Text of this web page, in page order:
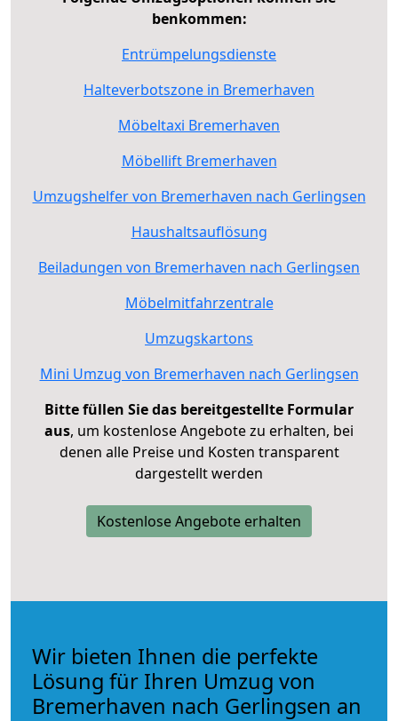
benkommen:
Entrümpelungsdienste
Halteverbotszone in Bremerhaven
Möbeltaxi Bremerhaven
Möbellift Bremerhaven
Umzugshelfer von Bremerhaven nach Gerlingsen
Haushaltsauflösung
Beiladungen von Bremerhaven nach Gerlingsen
Möbelmitfahrzentrale
Umzugskartons
Mini Umzug von Bremerhaven nach Gerlingsen
Bitte füllen Sie das bereitgestellte Formular
aus, um kostenlose Angebote zu erhalten, bei
denen alle Preise und Kosten transparent
dargestellt werden
Kostenlose Angebote erhalten
Wir bieten Ihnen die perfekte
Lösung für Ihren Umzug von
Bremerhaven nach Gerlingsen an